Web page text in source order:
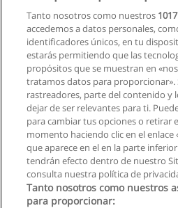
Solicita
Curso de Marketing Digital
Marketing
Marketti Capacitaciones
Solicita
Tanto nosotros como nuestros 1017
accedemos a datos personales,
identificadores únicos, en tu
estarás permitiendo que las
propósitos que se muestran en
tratamos datos para proporcionar».
rastreadores, parte del contenido y
dejar de ser relevantes para ti.
para cambiar tus opciones o retirar
momento haciendo clic en el enlace
que aparece en el en la parte
tendrán efecto dentro de nuestro
consulta nuestra política de
Tanto nosotros como nuestros
para proporcionar: